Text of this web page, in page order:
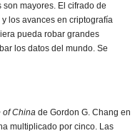
mayores. El cifrado de
los avances en criptografía
pueda robar grandes
los datos del mundo. Se
of China de Gordon G. Chang en
multiplicado por cinco. Las